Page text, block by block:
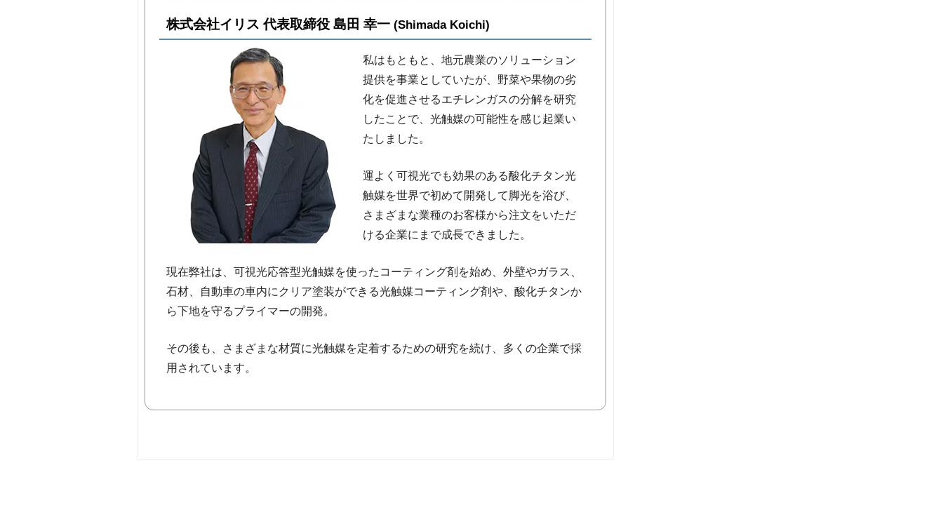
株式会社イリス 代表取締役 島田 幸一 (Shimada Koichi)
私はもともと、地元農業のソリューション
提供を事業としていたが、野菜や果物の劣
化を促進させるエチレンガスの分解を研究
したことで、光触媒の可能性を感じ起業い
たしました。
運よく可視光でも効果のある酸化チタン光
触媒を世界で初めて開発して脚光を浴び、
さまざまな業種のお客様から注文をいただ
ける企業にまで成長できました。
現在弊社は、可視光応答型光触媒を使ったコーティング剤を始め、外壁やガラス、
石材、自動車の車内にクリア塗装ができる光触媒コーティング剤や、酸化チタンか
ら下地を守るプライマーの開発。
その後も、さまざまな材質に光触媒を定着するための研究を続け、多くの企業で採
用されています。